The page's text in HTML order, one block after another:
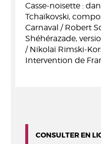
Casse-noisette :
Tchaïkovski,
Carnaval / Robert
Shéhérazade,
/ Nikolaï Rimski-
Intervention de
CONSULTER EN